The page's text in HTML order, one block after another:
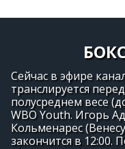
Сейчас в эфире
транслируется
полусреднем весе
WBO Youth. Игорь
Кольменарес
закончится в 12:00.